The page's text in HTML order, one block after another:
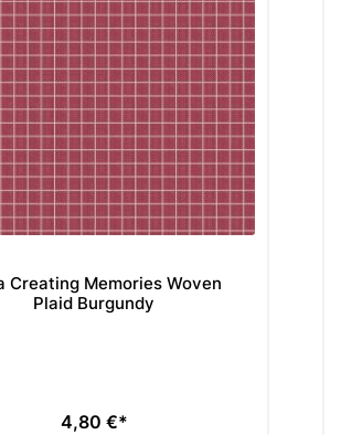
Creating Memories Woven
Plaid Burgundy
Preis
4,80 €*